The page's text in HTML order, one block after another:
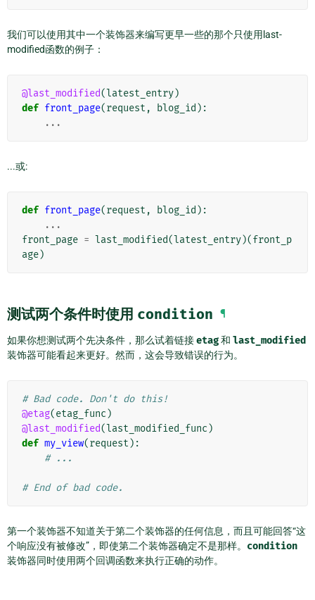
我们可以使用其中一个装饰器来编写更早一些的那个只使用last-
modified函数的例子：
@last_modified(latest_entry)
def front_page(request , blog_id ):
...
...或:
def front_page(request , blog_id ):
...
front_page = last_modified(latest_entry)(front_p
age)
测试两个条件时使用 condition ¶
如果你想测试两个先决条件，那么试着链接etag和 last_modified
装饰器可能看起来更好。然而，这会导致错误的行为。
# Bad code. Don't do this!
@etag(etag_func )
@last_modified(last_modified_func )
def my_view(request ):
# ...
# End of bad code.
第一个装饰器不知道关于第二个装饰器的任何信息，而且可能回答“这
个响应没有被修改”，即使第二个装饰器确定不是那样。 condition
装饰器同时使用两个回调函数来执行正确的动作。